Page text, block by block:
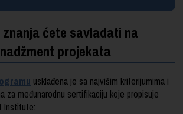
ćete savladati na
projekata
usklađena je sa najvišim kriterijumima i
za međunarodnu sertifikaciju koje propisuje
Institute: